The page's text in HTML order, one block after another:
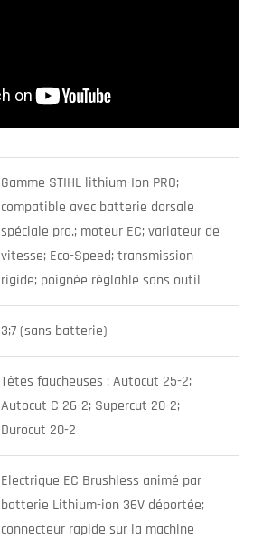
Gamme STIHL lithium-Ion PRO;
compatible avec batterie dorsale
spéciale pro.; moteur EC; variateur de
vitesse; Eco-Speed; transmission
rigide; poignée réglable sans outil
3;7 (sans batterie)
Têtes faucheuses : Autocut 25-2;
Autocut C 26-2; Supercut 20-2;
Durocut 20-2
Electrique EC Brushless animé par
batterie Lithium-ion 36V déportée;
connecteur rapide sur la machine